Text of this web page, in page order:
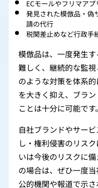
発見された模倣品・
請の代行
税関差止めなど行政
模倣品は、一度発生
難しく、継続的な監
のような対策を体系
を大きく抑え、ブラ
ことは十分に可能です。
自社ブランドやサー
し・権利侵害のリス
いは今後のリスクに
の場合は、ぜひ一度